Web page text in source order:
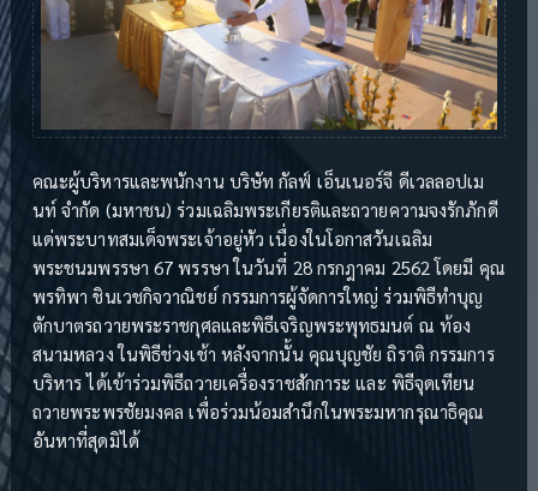
คณะผู้บริหารและพนักงาน บริษัท กัลฟ์ เอ็นเนอร์จี ดีเวลลอปเม
นท์ จำกัด (มหาชน) ร่วมเฉลิมพระเกียรติและถวายความจงรักภักดี
แด่พระบาทสมเด็จพระเจ้าอยู่หัว เนื่องในโอกาสวันเฉลิม
พระชนมพรรษา 67 พรรษา ในวันที่ 28 กรกฎาคม 2562 โดยมี คุณ
พรทิพา ชินเวชกิจวาณิชย์ กรรมการผู้จัดการใหญ่ ร่วมพิธีทำบุญ
ตักบาตรถวายพระราชกุศลและพิธีเจริญพระพุทธมนต์ ณ ท้อง
สนามหลวง ในพิธีช่วงเช้า หลังจากนั้น คุณบุญชัย ถิราติ กรรมการ
บริหาร ได้เข้าร่วมพิธีถวายเครื่องราชสักการะ และ พิธีจุดเทียน
ถวายพระพรชัยมงคล เพื่อร่วมน้อมสำนึกในพระมหากรุณาธิคุณ
อันหาที่สุดมิได้